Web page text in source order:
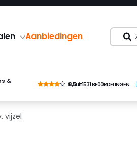
Aanbiedingen
&
8,5uit1531 BE00RDELINGEN
vijzel